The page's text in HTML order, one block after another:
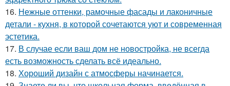
16. Нежные оттенки, рамочные фасады и лаконичные
детали - кухня, в которой сочетаются уют и современная
эстетика.
17. В случае если ваш дом не новостройка, не всегда
есть возможность сделать всё идеально.
18. Хороший дизайн с атмосферы начинается.